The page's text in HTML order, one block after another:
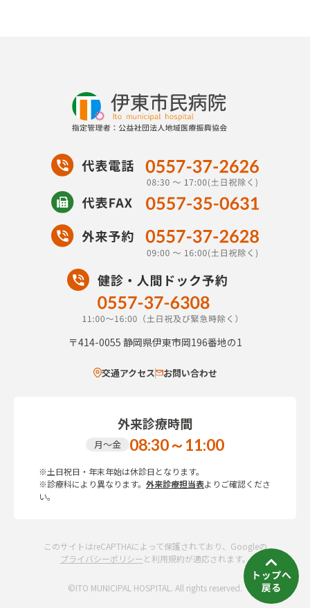
〒414-0055 静岡県伊東市岡196番地の1
交通アクセス お問い合わせ
外来診療時間
月～金 08:30～11:00
※土日祝日・年末年始は休診日となります。
※診療科により異なります。 外来診療担当表よりご確認くださ
い。
このサイトはreCAPTHAによって保護されており、Googleの
プライバシーポリシーと利用規約が適応されます。
©ITO MUNICIPAL HOSPITAL. All rights reserved.